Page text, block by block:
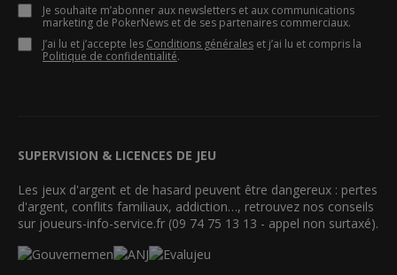
Je souhaite m’abonner aux newsletters et aux communications
marketing de PokerNews et de ses partenaires commerciaux.
J’ai lu et j’accepte les Conditions générales et j’ai lu et compris la
Politique de confidentialité.
SUPERVISION & LICENCES DE JEU
Les jeux d'argent et de hasard peuvent être dangereux : pertes
d'argent, conflits familiaux, addiction…, retrouvez nos conseils
sur joueurs-info-service.fr (09 74 75 13 13 - appel non surtaxé).